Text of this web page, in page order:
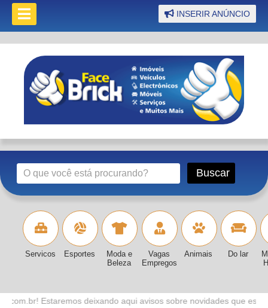
INSERIR ANÚNCIO
Servicos Esportes
Moda e
Beleza
Vagas
Empregos
Animais Do lar
aqui avisos sobre novidades que estaremos lançando no site.